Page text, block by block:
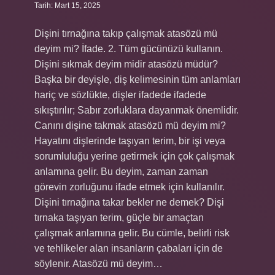
Tarih: Mart 15, 2025
Dişini tırnağına takıp çalışmak atasözü mü
deyim mi? İfade. 2. Tüm gücünüzü kullanın.
Dişini sıkmak deyim midir atasözü müdür?
Başka bir deyişle, diş kelimesinin tüm anlamları
hariç ve sözlükte, dişler ifadede ifadede
sıkıştırılır; Sabır zorluklara dayanmak önemlidir.
Canını dişine takmak atasözü mü deyim mi?
Hayatını dişlerinde taşıyan terim, bir işi veya
sorumluluğu yerine getirmek için çok çalışmak
anlamına gelir. Bu deyim, zaman zaman
görevin zorluğunu ifade etmek için kullanılır.
Dişini tırnağına takar bekler ne demek? Dişi
tırnaka taşıyan terim, güçle bir amaçtan
çalışmak anlamına gelir. Bu cümle, belirli risk
ve tehlikeler alan insanların çabaları için de
söylenir. Atasözü mü deyim…